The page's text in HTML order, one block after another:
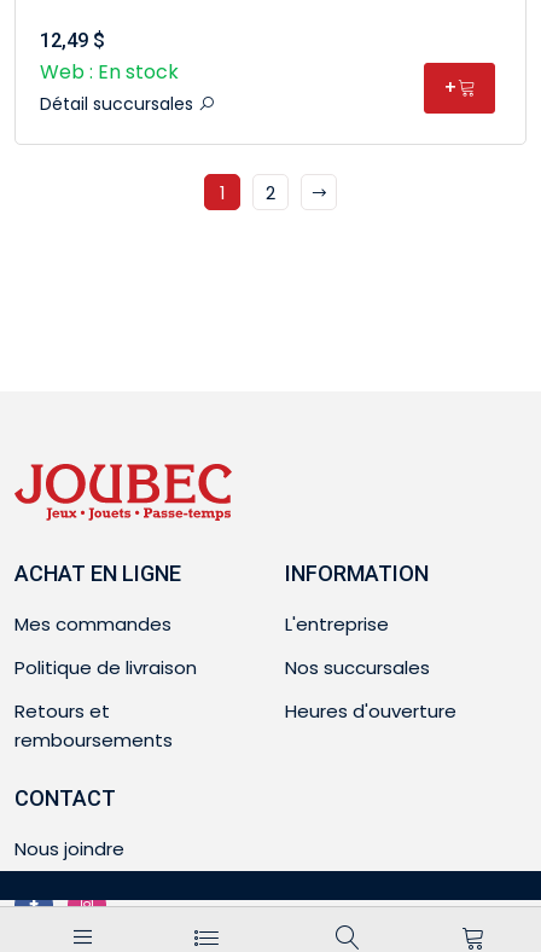
12,49 $
Web : En stock
Détail succursales
+
1 2
ACHAT EN LIGNE
Mes commandes
Politique de livraison
Retours et
remboursements
INFORMATION
L'entreprise
Nos succursales
Heures d'ouverture
CONTACT
Nous joindre